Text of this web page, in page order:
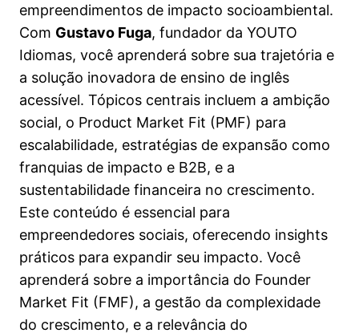
Capítulo 11.3 | Ebook e workbook Visualização
Live 11 | Escalando o impacto positivo Visualização
5. Foi linda a nossa Jornada!
3 aulas
empreendimentos de impacto socioambiental.
Com Gustavo Fuga, fundador da YOUTO
Idiomas, você aprenderá sobre sua trajetória e
a solução inovadora de ensino de inglês
acessível. Tópicos centrais incluem a ambição
social, o Product Market Fit (PMF) para
escalabilidade, estratégias de expansão como
franquias de impacto e B2B, e a
sustentabilidade financeira no crescimento.
Este conteúdo é essencial para
empreendedores sociais, oferecendo insights
práticos para expandir seu impacto. Você
aprenderá sobre a importância do Founder
Market Fit (FMF), a gestão da complexidade
do crescimento, e a relevância do